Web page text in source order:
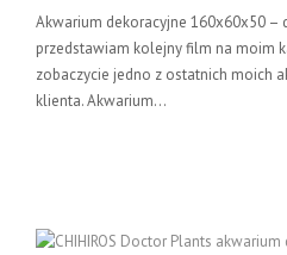
Akwarium dekoracyjne 160x60x50 –
przedstawiam kolejny film na moim
zobaczycie jedno z ostatnich moich
klienta. Akwarium...